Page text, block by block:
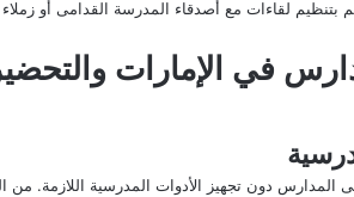
بتنظيم لقاءات مع أصدقاء المدرسة القدامى أو زملاء
في الإمارات
المدارس دون تجهيز الأدوات المدرسية اللازمة.